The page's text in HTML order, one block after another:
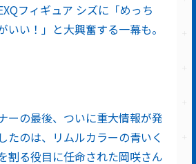
フィギュア シズに「めっち
いい！」と大興奮する一幕も。
ーの最後、ついに重大情報が発
たのは、リムルカラーの青いく
る役目に任命された岡咲さん